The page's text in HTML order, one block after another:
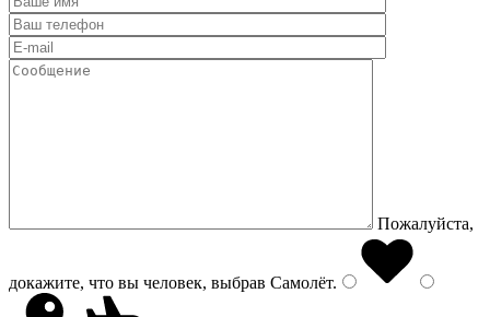
Пожалуйста,
докажите, что вы человек, выбрав Самолёт.